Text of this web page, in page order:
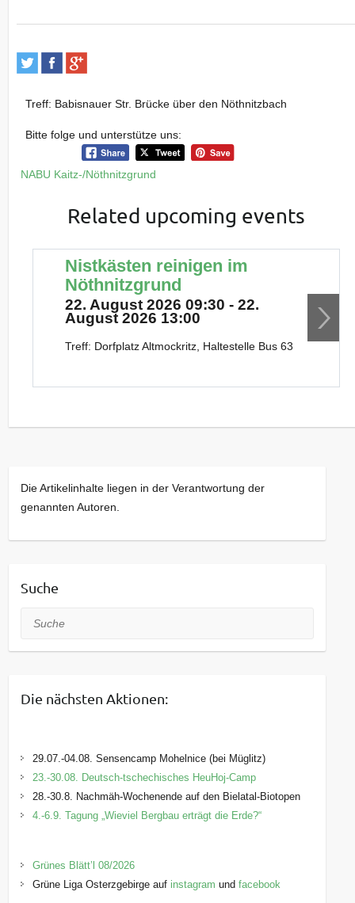
Treff: Babisnauer Str. Brücke über den Nöthnitzbach
Bitte folge und unterstütze uns:
NABU Kaitz-/Nöthnitzgrund
Related upcoming events
Nistkästen reinigen im
Nöthnitzgrund
22. August 2026 09:30 - 22.
August 2026 13:00
Treff: Dorfplatz Altmockritz, Haltestelle Bus 63
Die Artikelinhalte liegen in der Verantwortung der
genannten Autoren.
Suche
Suche
Die nächsten Aktionen:
29.07.-04.08. Sensencamp Mohelnice (bei Müglitz)
23.-30.08. Deutsch-tschechisches HeuHoj-Camp
28.-30.8. Nachmäh-Wochenende auf den Bielatal-Biotopen
4.-6.9. Tagung „Wieviel Bergbau erträgt die Erde?“
Grünes Blätt’l 08/2026
Grüne Liga Osterzgebirge auf instagram undfacebook